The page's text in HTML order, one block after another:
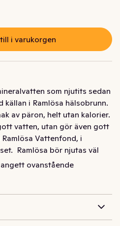
i varukorgen
som njutits sedan
källan i Ramlösa hälsobrunn.
av päron, helt utan kalorier.
vatten, utan gör även gott
Vattenfond, i
Ramlösa bör njutas väl
på resan, jobbet eller
kan få. Mineralvattnet
ovanstående